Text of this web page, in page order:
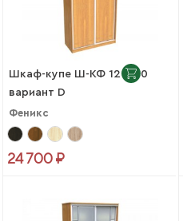
Шкаф-купе Ш-КФ 12-600
вариант D
Феникс
24 700 ₽